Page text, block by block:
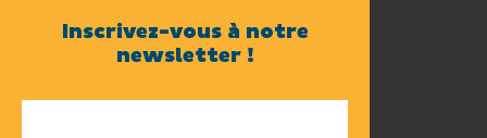
Inscrivez-vous à notre
newsletter !